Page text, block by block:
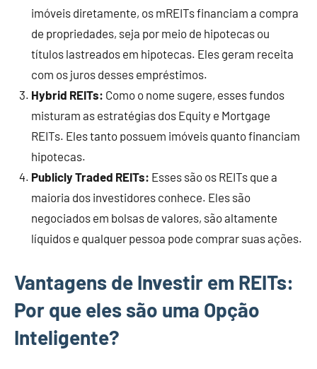
imóveis diretamente, os mREITs financiam a compra
de propriedades, seja por meio de hipotecas ou
títulos lastreados em hipotecas. Eles geram receita
com os juros desses empréstimos.
Hybrid REITs: Como o nome sugere, esses fundos
misturam as estratégias dos Equity e Mortgage
REITs. Eles tanto possuem imóveis quanto financiam
hipotecas.
Publicly Traded REITs: Esses são os REITs que a
maioria dos investidores conhece. Eles são
negociados em bolsas de valores, são altamente
líquidos e qualquer pessoa pode comprar suas ações.
Vantagens de Investir em REITs:
Por que eles são uma Opção
Inteligente?